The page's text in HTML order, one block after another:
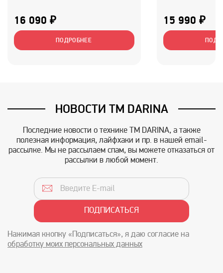
16 090 ₽
ПОДРОБНЕЕ
15 990 ₽
НОВОСТИ TM DARINA
Последние новости о технике TM DARINA, а также
полезная информация, лайфхаки и пр. в нашей email-
рассылке. Мы не рассылаем спам, вы можете отказаться от
рассылки в любой момент.
Нажимая кнопку «Подписаться», я даю согласие на
обработку моих персональных данных